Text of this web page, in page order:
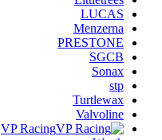
LUCAS
Menzerna
PRESTONE
SGCB
Sonax
stp
Turtlewax
Valvoline
VP Racing